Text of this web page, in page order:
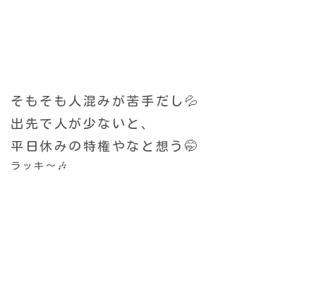
そもそも人混みが苦手だし💦
出先で人が少ないと、
平日休みの特権やなと想う🤭
ラッキ〜🎶